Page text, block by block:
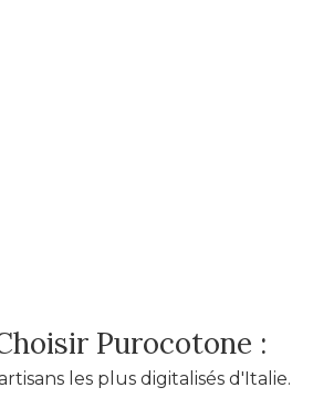
Purocotone :
les plus digitalisés d'Italie.